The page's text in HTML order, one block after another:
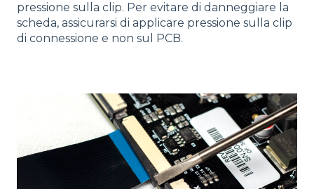
pressione sulla clip. Per evitare di danneggiare la
scheda, assicurarsi di applicare pressione sulla clip
di connessione e non sul PCB.